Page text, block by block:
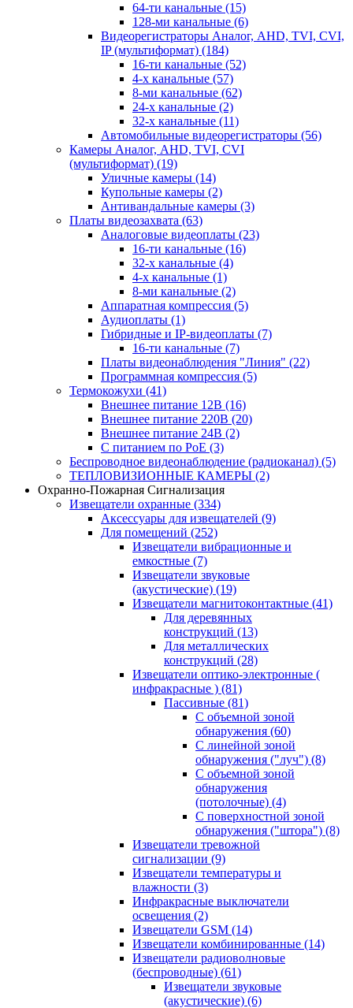
64-ти канальные (15)
128-ми канальные (6)
Видеорегистраторы Аналог, AHD, TVI, CVI,
IP (мультиформат) (184)
16-ти канальные (52)
4-х канальные (57)
8-ми канальные (62)
24-х канальные (2)
32-х канальные (11)
Автомобильные видеорегистраторы (56)
Камеры Аналог, AHD, TVI, CVI
(мультиформат) (19)
Уличные камеры (14)
Купольные камеры (2)
Антивандальные камеры (3)
Платы видеозахвата (63)
Аналоговые видеоплаты (23)
16-ти канальные (16)
32-х канальные (4)
4-х канальные (1)
8-ми канальные (2)
Аппаратная компрессия (5)
Аудиоплаты (1)
Гибридные и IP-видеоплаты (7)
16-ти канальные (7)
Платы видеонаблюдения "Линия" (22)
Программная компрессия (5)
Термокожухи (41)
Внешнее питание 12В (16)
Внешнее питание 220В (20)
Внешнее питание 24В (2)
С питанием по PoE (3)
Беспроводное видеонаблюдение (радиоканал) (5)
ТЕПЛОВИЗИОННЫЕ КАМЕРЫ (2)
Охранно-Пожарная Сигнализация
Извещатели охранные (334)
Аксессуары для извещателей (9)
Для помещений (252)
Извещатели вибрационные и
емкостные (7)
Извещатели звуковые
(акустические) (19)
Извещатели магнитоконтактные (41)
Для деревянных
конструкций (13)
Для металлических
конструкций (28)
Извещатели оптико-электронные (
инфракрасные ) (81)
Пассивные (81)
С объемной зоной
обнаружения (60)
С линейной зоной
обнаружения ("луч") (8)
С объемной зоной
обнаружения
(потолочные) (4)
С поверхностной зоной
обнаружения ("штора") (8)
Извещатели тревожной
сигнализации (9)
Извещатели температуры и
влажности (3)
Инфракрасные выключатели
освещения (2)
Извещатели GSM (14)
Извещатели комбинированные (14)
Извещатели радиоволновые
(беспроводные) (61)
Извещатели звуковые
(акустические) (6)